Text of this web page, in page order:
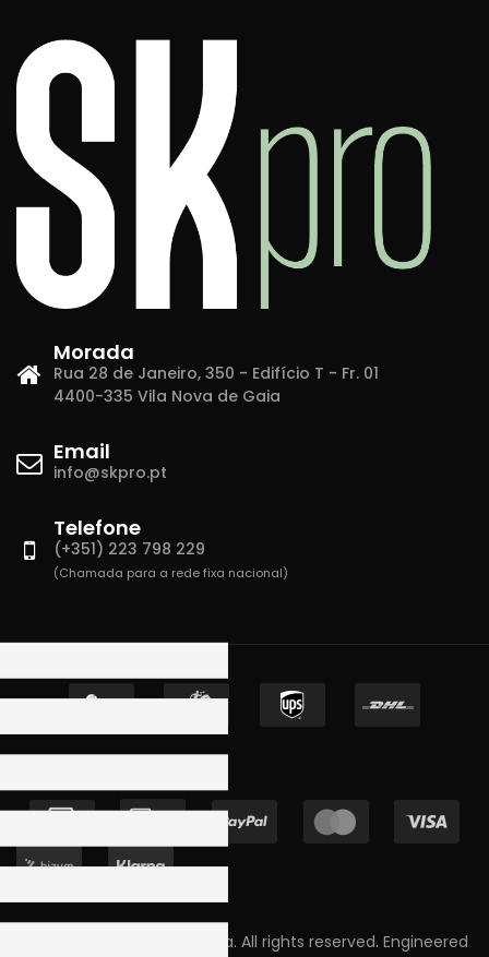
Morada
Rua 28 de Janeiro, 350 - Edifício T - Fr. 01
4400-335 Vila Nova de Gaia
Email
info@skpro.pt
Telefone
(+351) 223 798 229
(Chamada para a rede fixa nacional)
Copyright © 2023 Skpro, Lda. All rights reserved. Engineered